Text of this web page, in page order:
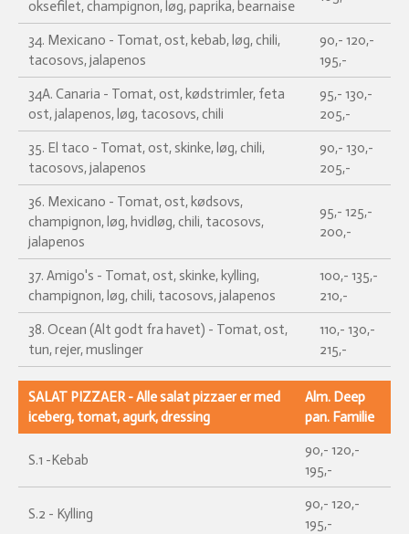
oksefilet, champignon, løg, paprika, bearnaise
34. Mexicano - Tomat, ost, kebab, løg, chili,
tacosovs, jalapenos
90,- 120,-
195,-
34A. Canaria - Tomat, ost, kødstrimler, feta
ost, jalapenos, løg, tacosovs, chili
95,- 130,-
205,-
35. El taco - Tomat, ost, skinke, løg, chili,
tacosovs, jalapenos
90,- 130,-
205,-
36. Mexicano - Tomat, ost, kødsovs,
champignon, løg, hvidløg, chili, tacosovs,
jalapenos
95,- 125,-
200,-
37. Amigo's - Tomat, ost, skinke, kylling,
champignon, løg, chili, tacosovs, jalapenos
100,- 135,-
210,-
38. Ocean (Alt godt fra havet) - Tomat, ost,
tun, rejer, muslinger
110,- 130,-
215,-
SALAT PIZZAER - Alle salat pizzaer er med
iceberg, tomat, agurk, dressing
Alm. Deep
pan. Familie
S.1 -Kebab
90,- 120,-
195,-
S.2 - Kylling
90,- 120,-
195,-